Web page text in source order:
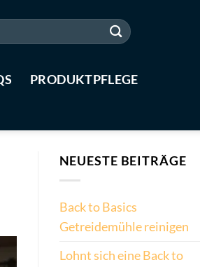
PRODUKTPFLEGE
NEUESTE BEITRÄGE
Back to Basics
Getreidemühle reinigen
Lohnt sich eine Back to